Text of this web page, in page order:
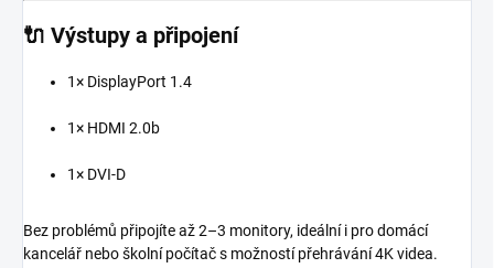
🔌 Výstupy a připojení
1× DisplayPort 1.4
1× HDMI 2.0b
1× DVI-D
Bez problémů připojíte až 2–3 monitory, ideální i pro domácí
kancelář nebo školní počítač s možností přehrávání 4K videa.